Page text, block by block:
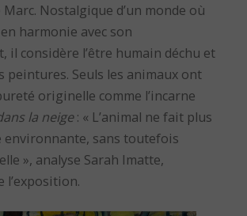
Nostalgique d’un monde où
harmonie avec son
il considère l’être humain déchu et
peintures. Seuls les animaux ont
originelle comme l’incarne
la neige: « L’animal ne fait plus
environnante, sans toutefois
», analyse Sarah Imatte,
l’exposition.